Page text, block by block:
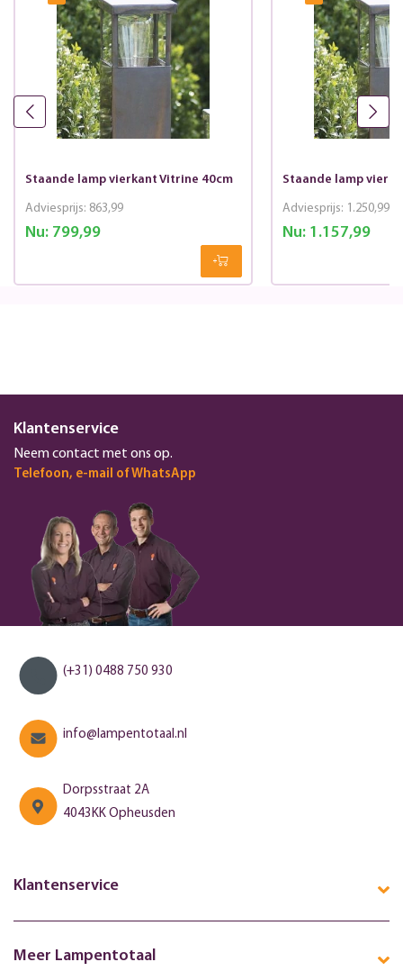
Staande lamp vierkant Vitrine 40cm
Nu:799,99
Adviesprijs: 863,99
Staande lamp
Nu:1.157,99
Adviesprijs: 1.250,99
Klantenservice
Neem contact met ons op.
Telefoon, e-mail of WhatsApp
(+31) 0488 750 930
info@lampentotaal.nl
Dorpsstraat 2A
4043KK Opheusden
Klantenservice
Meer Lampentotaal